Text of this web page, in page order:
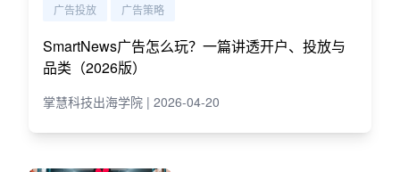
广告投放 广告策略
SmartNews广告怎么玩？一篇讲透开户、投放与
品类（2026版）
掌慧科技出海学院 | 2026-04-20